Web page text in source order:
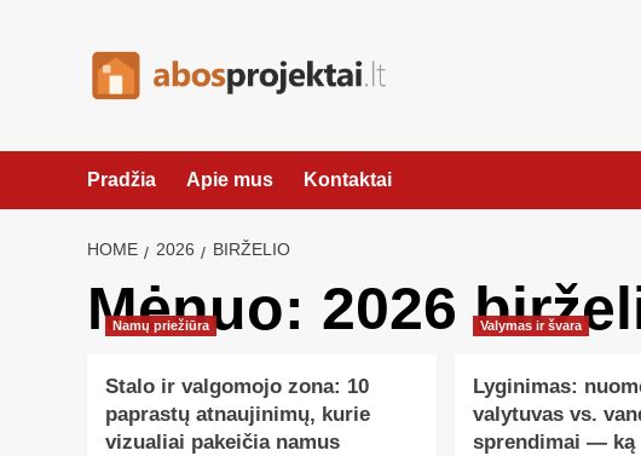
Pradžia Apie mus Kontaktai
HOME 2026 BIRŽELIO
Mėnuo: 2026
Namų priežiūra
Stalo ir valgomojo zona: 10
paprastų atnaujinimų, kurie
vizualiai pakeičia namus
Valymas ir švara
Lyginimas:
valytuvas vs.
sprendimai — ką